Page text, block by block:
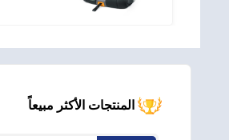
المنتجات الأكثر مبيعاً